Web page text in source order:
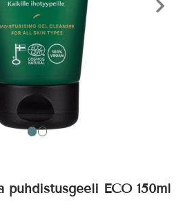
puhdistusgeeli ECO 150ml